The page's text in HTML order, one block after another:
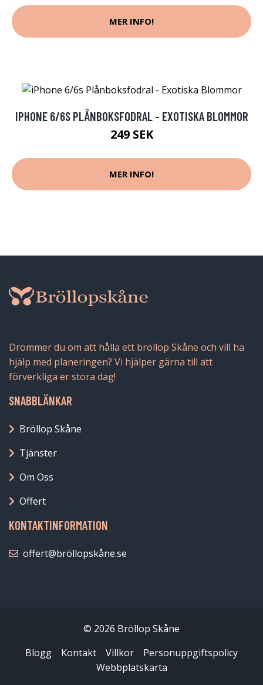
MER INFO!
IPHONE 6/6S PLÅNBOKSFODRAL - EXOTISKA BLOMMOR
249 SEK
MER INFO!
Drömmer du om att hålla ett bröllop Skåne och vill ha
hjälp med planeringen? Vi hjälper gärna till att
förverkliga er stora dag!
SNABBLÄNKAR
Bröllop Skåne
Tjänster
Om Oss
Offert
KONTAKTINFORMATION
offert@bröllopskåne.se
© 2026 Bröllop Skåne
Blogg
Kontakt Villkor
Personuppgiftspolicy
Webbplatskarta